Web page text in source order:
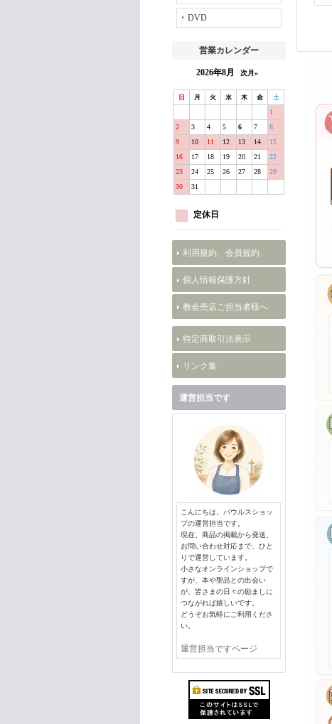
DVD
営業カレンダー
2026年8月 次月»
日 月 火 水 木 金 土
1
2
3 4 5 6 7
8
9
10 11 12 13 14
15
16
17 18 19 20 21
22
23
24 25 26 27 28
29
30
31
定休日
利用規約、会員規約
個人情報保護方針
教会売店ご担当者様へ
特定商取引法表示
リンク集
運営担当です
こんにちは。パウルスショッ
プの運営担当です。
現在、商品の掲載から発送、
お問い合わせ対応まで、ひと
りで運営しています。
小さなオンラインショップで
すが、本や聖品との出会い
が、皆さまの日々の励ましに
つながれば嬉しいです。
どうぞお気軽にご利用くださ
い。
運営担当ですページ